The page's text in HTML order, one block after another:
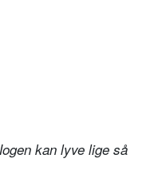
kan lyve lige så